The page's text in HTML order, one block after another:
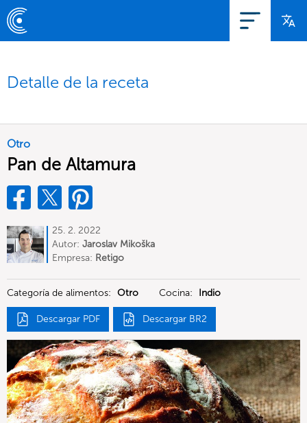
Detalle de la receta
Otro
Pan de Altamura
25. 2. 2022
Autor: Jaroslav Mikoška
Empresa: Retigo
Categoría de alimentos: Otro Cocina: Indio
Descargar PDF Descargar BR2